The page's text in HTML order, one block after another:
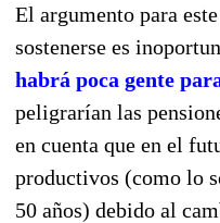
El argumento para
sostenerse es
habrá poca gente
peligrarían las
en cuenta que en el
productivos (como lo
50 años) debido al